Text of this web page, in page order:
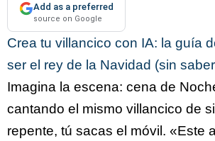
Add as a preferred
source on Google
Crea tu villancico con IA: la guía
ser el rey de la Navidad (sin
Imagina la escena: cena de
cantando el mismo villancico de
repente, tú sacas el móvil. «Este